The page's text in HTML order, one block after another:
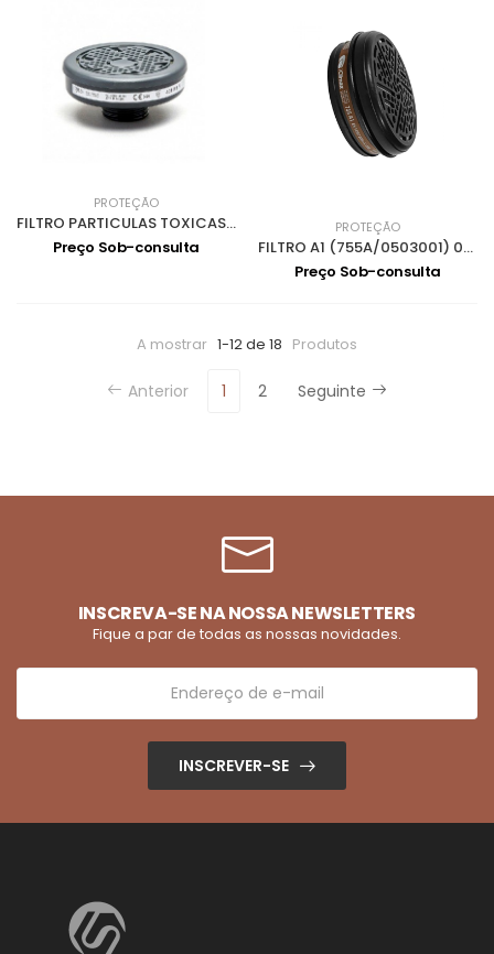
PROTEÇÃO
FILTRO PARTICULAS TOXICAS P3 R p/0503008 202 P3 R
Preço Sob-consulta
PROTEÇÃO
FILTRO A1 (755A/0503001) 0504008
Preço Sob-consulta
A mostrar 1-12 de 18 Produtos
Anterior 1 2 Seguinte
INSCREVA-SE NA NOSSA NEWSLETTERS
Fique a par de todas as nossas novidades.
INSCREVER-SE